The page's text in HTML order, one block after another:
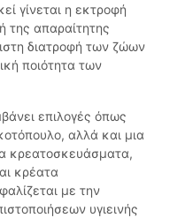
γίνεται η εκτροφή
απαραίτητης
διατροφή των ζώων
ποιότητα των
επιλογές όπως
αλλά και μια
κρεατοσκευάσματα,
κρέατα
με την
υγιεινής